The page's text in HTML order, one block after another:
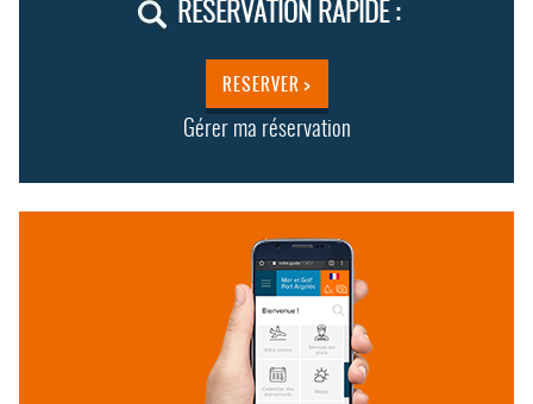
RÉSERVATION RAPIDE :
RESERVER >
Gérer ma réservation